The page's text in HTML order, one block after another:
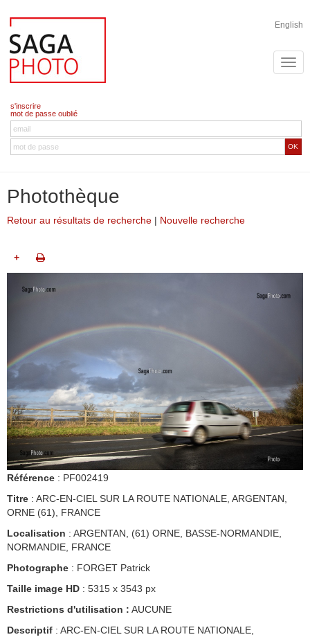
English
s'inscrire
mot de passe oublié
OK
Photothèque
Retour au résultats de recherche | Nouvelle recherche
+
Référence : PF002419
Titre : ARC-EN-CIEL SUR LA ROUTE NATIONALE, ARGENTAN,
ORNE (61), FRANCE
Localisation : ARGENTAN, (61) ORNE, BASSE-NORMANDIE,
NORMANDIE, FRANCE
Photographe : FORGET Patrick
Taille image HD : 5315 x 3543 px
Restrictions d'utilisation : AUCUNE
Descriptif : ARC-EN-CIEL SUR LA ROUTE NATIONALE,